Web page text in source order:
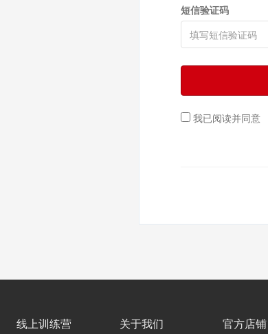
短信验证码
我已阅读并同意
线上训练营 关于我们 官方店铺